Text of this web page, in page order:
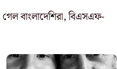
বাংলাদেশিরা, বিএসএফ-